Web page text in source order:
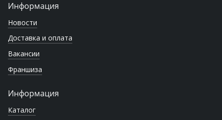
Информация
Новости
Доставка и оплата
Вакансии
Франшиза
Информация
Каталог